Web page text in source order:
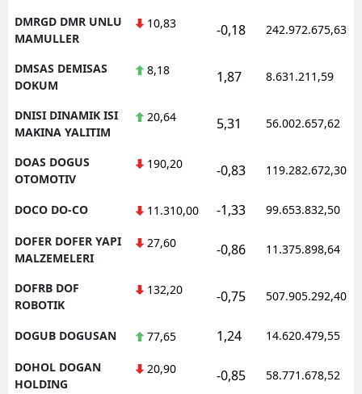
DMRGD DMR UNLU
MAMULLER
10,83 -0,18 242.972.675,63
DMSAS DEMISAS
DOKUM
8,18 1,87 8.631.211,59
DNISI DINAMIK ISI
MAKINA YALITIM
20,64 5,31 56.002.657,62
DOAS DOGUS
OTOMOTIV
190,20 -0,83 119.282.672,30
DOCO DO-CO 11.310,00 -1,33 99.653.832,50
DOFER DOFER YAPI
MALZEMELERI
27,60 -0,86 11.375.898,64
DOFRB DOF
ROBOTIK
132,20 -0,75 507.905.292,40
DOGUB DOGUSAN 77,65 1,24 14.620.479,55
DOHOL DOGAN
HOLDING
20,90 -0,85 58.771.678,52